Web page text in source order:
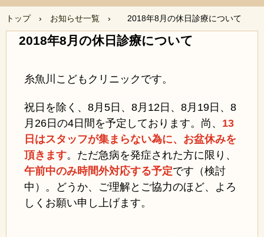
トップ › お知らせ一覧 › 2018年8月の休日診療について
2018年8月の休日診療について
糸魚川こどもクリニックです。
祝日を除く、8月5日、8月12 日、8月19日、8
月26日の4日間を予定しております。 尚、 13
日はスタッフが集まらない為に、 お盆休みを
頂きます。ただ急病を発症された方に限り、
午前中のみ時間外対応する予定です（検討
中）。どうか、ご理解とご協力のほど、よろ
しくお願い申し上げます。